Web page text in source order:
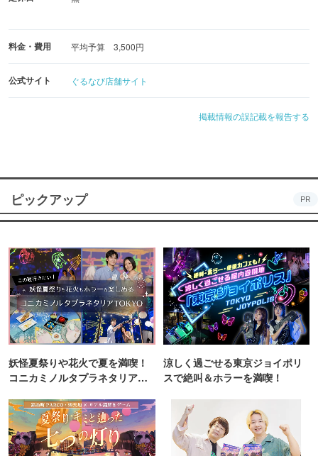
料金・費用 平均予算 3,500円
公式サイト ぐるなび店舗サイト
掲載情報の誤記載を報告する
ピックアップ PR
妖怪夏祭りや花火で夏を満喫！
コニカミノルタプラネタリア
涼しく過ごせる東京ジョイポリ
スで絶叫＆ホラーを満喫！